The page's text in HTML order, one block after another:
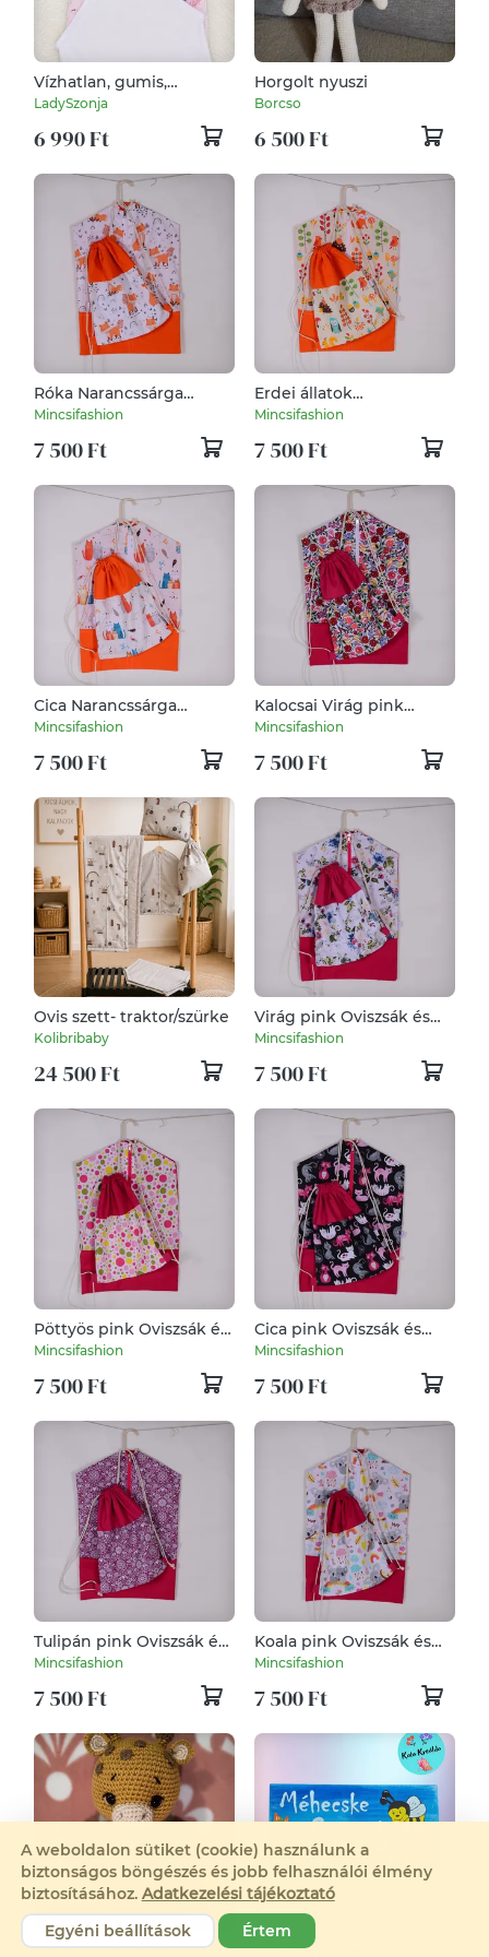
Vízhatlan, gumis,
unikornisos ovis lepedő
LadySzonja
6 990 Ft
Horgolt nyuszi
Borcso
6 500 Ft
Róka Narancssárga
Oviszsák és tornazsák
Mincsifashion
7 500 Ft
Erdei állatok
Narancssárga Oviszsák és
Mincsifashion
7 500 Ft
Cica Narancssárga
Oviszsák és tornazsák
Mincsifashion
7 500 Ft
Kalocsai Virág pink
Oviszsák és tornazsák
Mincsifashion
7 500 Ft
Ovis szett- traktor/szürke
Kolibribaby
24 500 Ft
Virág pink Oviszsák és
tornazsák szett
Mincsifashion
7 500 Ft
Pöttyös pink Oviszsák és
tornazsák szett
Mincsifashion
7 500 Ft
Cica pink Oviszsák és
tornazsák szett
Mincsifashion
7 500 Ft
Tulipán pink Oviszsák és
tornazsák szett
Mincsifashion
7 500 Ft
Koala pink Oviszsák és
tornazsák szett
Mincsifashion
7 500 Ft
Amigurumi Zsiráf Csoportnév tábla
A weboldalon sütiket (cookie) használunk a
biztonságos böngészés és jobb felhasználói élmény
biztosításához. Adatkezelési tájékoztató
Egyéni beállítások
Értem